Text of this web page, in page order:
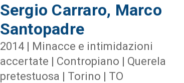
Sergio Carraro, Marco
Santopadre
2014 | Minacce e intimidazioni
accertate | Contropiano | Querela
pretestuosa | Torino | TO